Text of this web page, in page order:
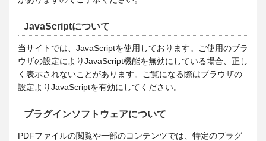
JavaScriptについて
当サイトでは、JavaScriptを使用しております。ご使用のブラ
ウザの設定によりJavaScript機能を無効にしている場合、正し
く表示されないことがあります。ご覧になる際はブラウザの
設定よりJavaScriptを有効にしてください。
プラグインソフトウェアについて
PDFファイルの閲覧や一部のコンテンツでは、特定のプラグ